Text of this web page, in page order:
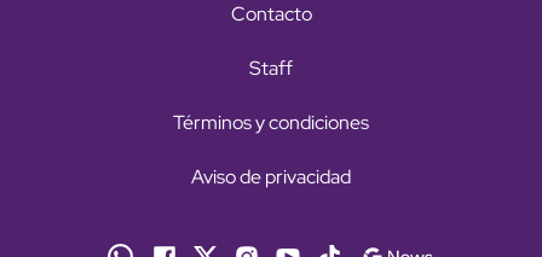
Contacto
Staff
Términos y condiciones
Aviso de privacidad